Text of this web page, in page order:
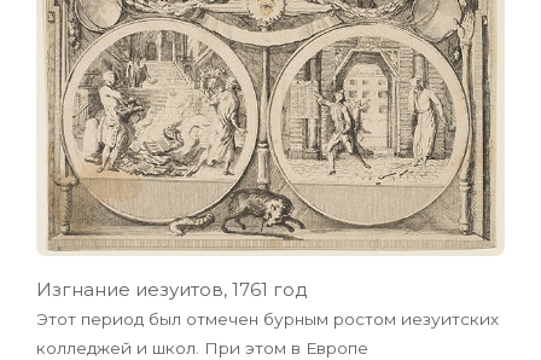
Изгнание иезуитов, 1761 год
Этот период был отмечен бурным ростом иезуитских
колледжей и школ. При этом в Европе